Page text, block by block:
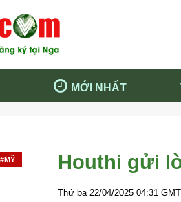
MỚI NHẤT
Thông
ta
Khám
#MỸ Houthi gửi
Thứ ba 22/04/2025 04:31